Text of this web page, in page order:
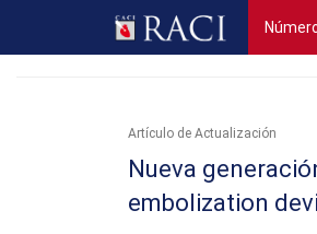
Artículo de Actualización
Nueva
embolization